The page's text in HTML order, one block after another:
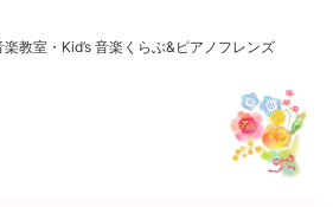
教室・Kid’s 音楽くらぶ&ピアノフレンズ